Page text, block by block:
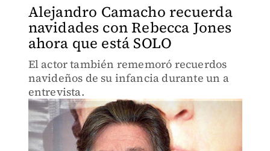
Alejandro Camacho recuerda
navidades con Rebecca Jones
ahora que está SOLO
El actor también rememoró recuerdos
navideños de su infancia durante un a
entrevista.